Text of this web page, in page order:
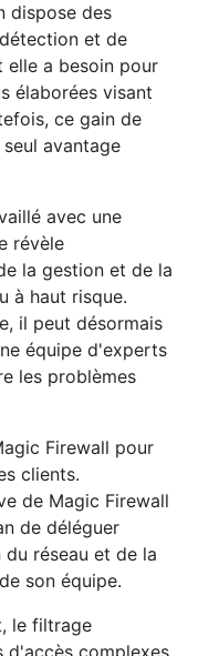
dispose des
et de
a besoin pour
élaborées visant
ce gain de
avantage
avec une
révèle
la gestion et de la
à haut risque.
il peut désormais
équipe d'experts
les problèmes
Firewall pour
clients.
de Magic Firewall
de déléguer
réseau et de la
son équipe.
le filtrage